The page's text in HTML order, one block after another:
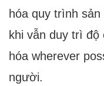
hóa quy trình
khi vẫn duy trì
hóa wherever
người.